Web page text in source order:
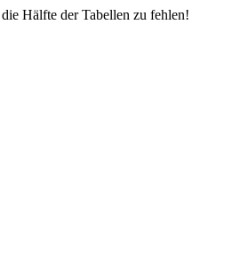
Hälfte der Tabellen zu fehlen!